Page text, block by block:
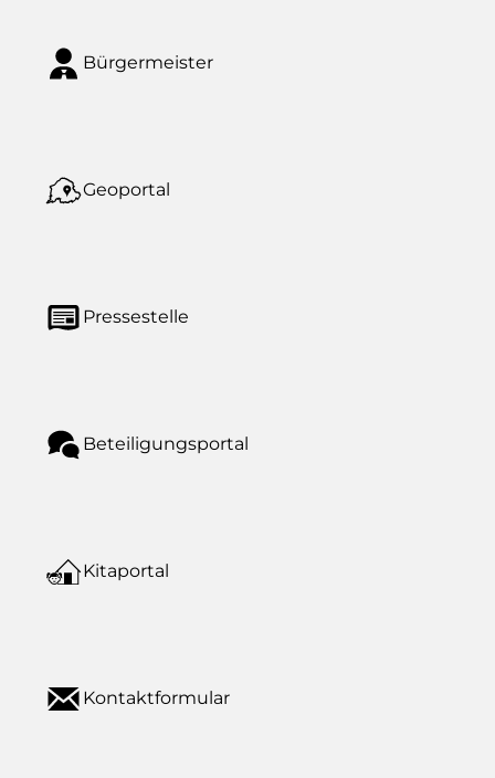
Bürgermeister
Geoportal
Pressestelle
Beteiligungsportal
Kitaportal
Kontaktformular